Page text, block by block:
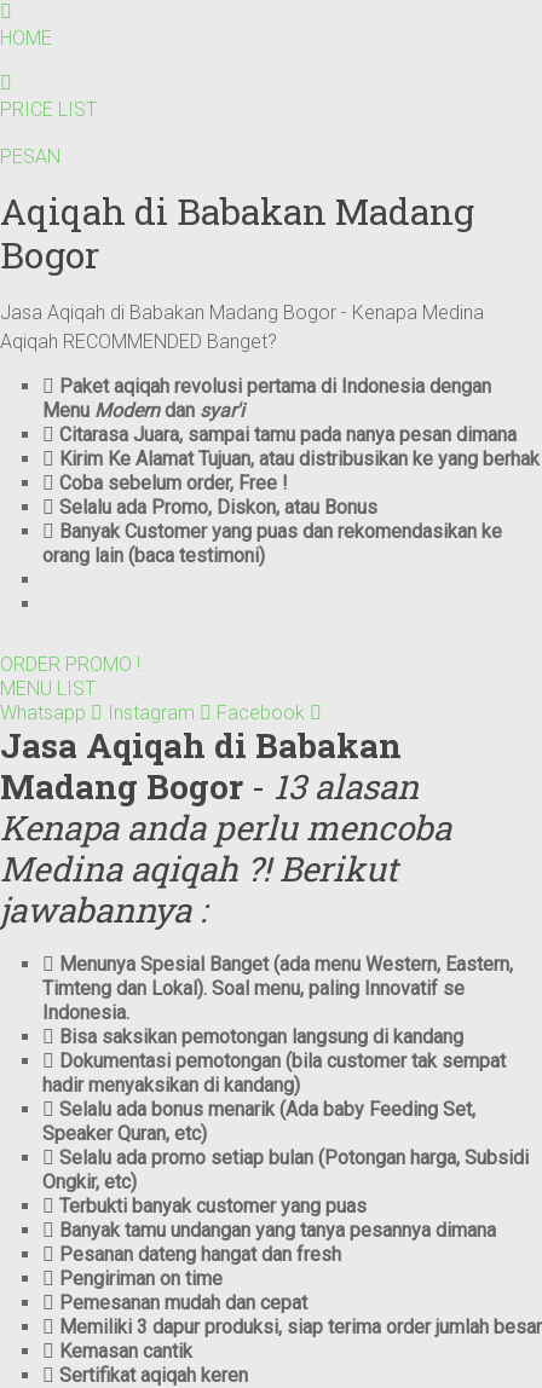
HOME
PRICE LIST
PESAN
Aqiqah di Babakan Madang
Bogor
Jasa Aqiqah di Babakan Madang Bogor - Kenapa Medina
Aqiqah RECOMMENDED Banget?
Paket aqiqah revolusi pertama di Indonesia dengan
Menu Moderndan syar'i
Citarasa Juara, sampai tamu pada nanya pesan dimana
Kirim Ke Alamat Tujuan, atau distribusikan ke yang berhak
Coba sebelum order, Free !
Selalu ada Promo, Diskon, atau Bonus
Banyak Customer yang puas dan rekomendasikan ke
orang lain (baca testimoni)
ORDER PROMO !
MENU LIST
Whatsapp
Instagram Facebook
Jasa Aqiqah di Babakan
Madang Bogor - 13 alasan
Kenapa anda perlu mencoba
Medina aqiqah ?! Berikut
jawabannya :
Menunya Spesial Banget (ada menu Western, Eastern,
Timteng dan Lokal). Soal menu, paling Innovatif se
Indonesia.
Bisa saksikan pemotongan langsung di kandang
Dokumentasi pemotongan (bila customer tak sempat
hadir menyaksikan di kandang)
Selalu ada bonus menarik (Ada baby Feeding Set,
Speaker Quran, etc)
Selalu ada promo setiap bulan (Potongan harga, Subsidi
Ongkir, etc)
Terbukti banyak customer yang puas
Banyak tamu undangan yang tanya pesannya dimana
Pesanan dateng hangat dan fresh
Pengiriman on time
Pemesanan mudah dan cepat
Memiliki 3 dapur produksi, siap terima order jumlah besar
Kemasan cantik
Sertifikat aqiqah keren